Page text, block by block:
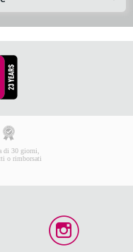
di 30 giorni,
o rimborsati